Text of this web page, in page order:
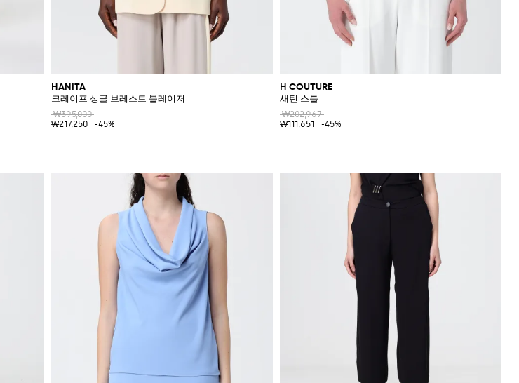
HANITA
크레이프 싱글 브레스트 블레이저
₩395,000
₩217,250
-45%
H COUTURE
새틴 스톨
₩202,967
₩111,651
-45%